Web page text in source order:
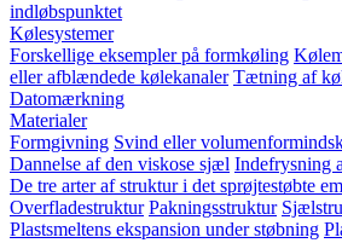
indløbspunktet
Kølesystemer
Forskellige eksempler på formkøling
eller afblændede kølekanaler Tætning af
Datomærkning
Materialer
Formgivning Svind eller
Dannelse af den viskose sjæl Indefrysning
De tre arter af struktur i det sprøjtestøbte
Overfladestruktur Pakningsstruktur
Plastsmeltens ekspansion under støbning